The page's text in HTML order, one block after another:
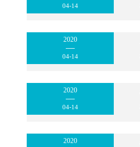
04-14
2020
04-14
2020
04-14
2020